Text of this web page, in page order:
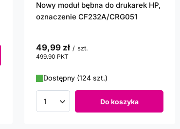
Nowy moduł bębna do drukarek HP,
oznaczenie CF232A/CRG051
49,99 zł / szt.
499.90 PKT
Dostępny (124 szt.)
Ilość produktów Do koszyka